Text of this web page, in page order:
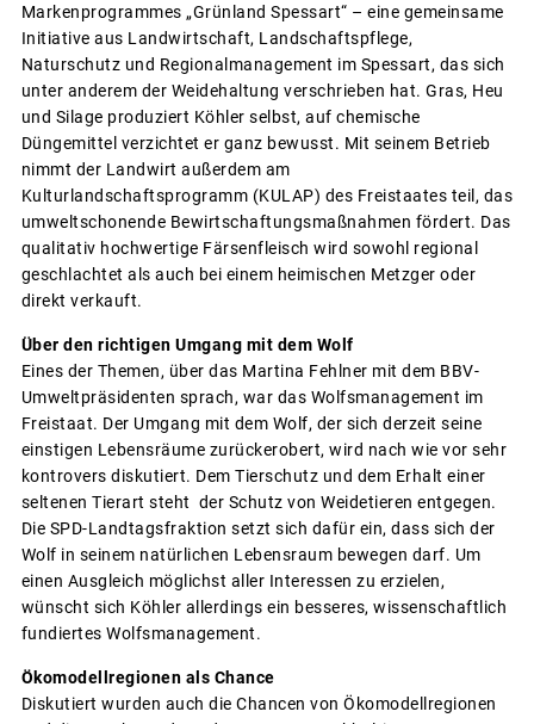
Markenprogrammes „Grünland Spessart“ – eine gemeinsame
Initiative aus Landwirtschaft, Landschaftspflege,
Naturschutz und Regionalmanagement im Spessart, das sich
unter anderem der Weidehaltung verschrieben hat. Gras, Heu
und Silage produziert Köhler selbst, auf chemische
Düngemittel verzichtet er ganz bewusst. Mit seinem Betrieb
nimmt der Landwirt außerdem am
Kulturlandschaftsprogramm (KULAP) des Freistaates teil, das
umweltschonende Bewirtschaftungsmaßnahmen fördert. Das
qualitativ hochwertige Färsenfleisch wird sowohl regional
geschlachtet als auch bei einem heimischen Metzger oder
direkt verkauft.
Über den richtigen Umgang mit dem Wolf
Eines der Themen, über das Martina Fehlner mit dem BBV-
Umweltpräsidenten sprach, war das Wolfsmanagement im
Freistaat. Der Umgang mit dem Wolf, der sich derzeit seine
einstigen Lebensräume zurückerobert, wird nach wie vor sehr
kontrovers diskutiert. Dem Tierschutz und dem Erhalt einer
seltenen Tierart steht der Schutz von Weidetieren entgegen.
Die SPD-Landtagsfraktion setzt sich dafür ein, dass sich der
Wolf in seinem natürlichen Lebensraum bewegen darf. Um
einen Ausgleich möglichst aller Interessen zu erzielen,
wünscht sich Köhler allerdings ein besseres, wissenschaftlich
fundiertes Wolfsmanagement.
Ökomodellregionen als Chance
Diskutiert wurden auch die Chancen von Ökomodellregionen